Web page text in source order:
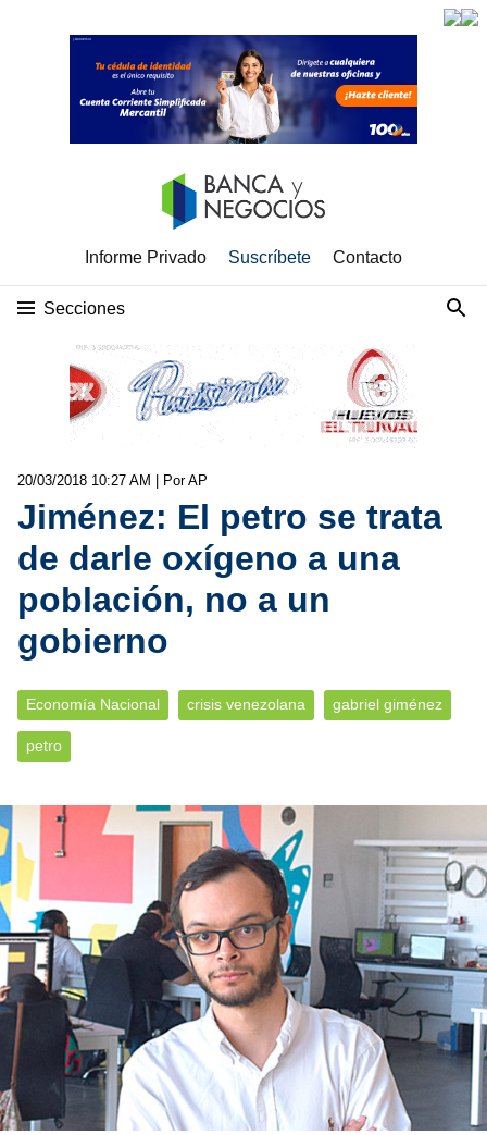
Informe Privado Suscríbete Contacto
Secciones
20/03/2018 10:27 AM | Por AP
Jiménez: El petro se trata
de darle oxígeno a una
población, no a un
gobierno
Economía Nacional crisis venezolana gabriel giménez
petro